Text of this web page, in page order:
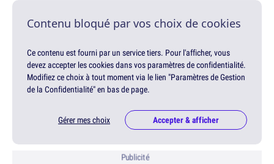
Contenu bloqué par vos choix de cookies
Ce contenu est fourni par un service tiers. Pour l'afficher, vous
devez accepter les cookies dans vos paramètres de confidentialité.
Modifiez ce choix à tout moment via le lien "Paramètres de Gestion
de la Confidentialité" en bas de page.
Gérer mes choix Accepter & afficher
Publicité